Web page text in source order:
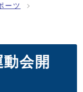
ーツ
会開